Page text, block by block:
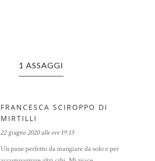
1 ASSAGGI
FRANCESCA SCIROPPO DI
MIRTILLI
22 giugno 2020 alle ore 19:15
Un pane perfetto da mangiare da solo e per